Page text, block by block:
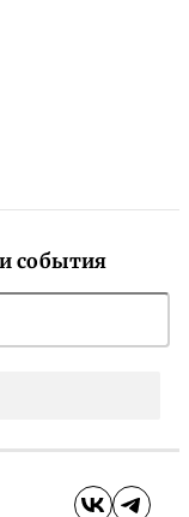
события